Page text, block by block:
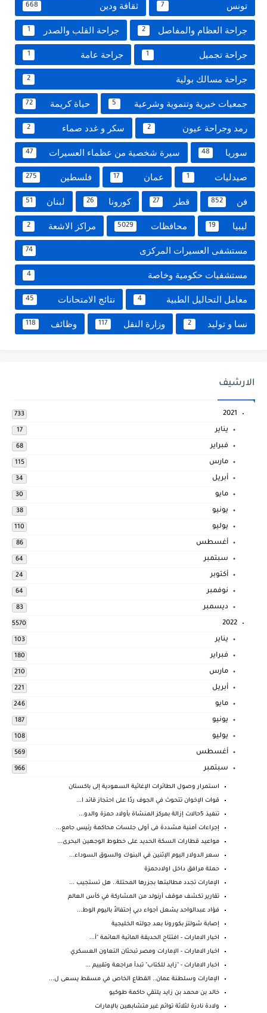
تونس 7 ثقافة ودين 668
جراحة العظام والمفاصل 2 جراحة القلب والصدر 1
جراحة تجميل 1 جراحة عامة 1
جراحة مسالك بولية 2
جمعيات خيرية وتنموية وشرعية 5 حياة كريمة 72
رمد وجراحة عيون 2 سكر و غدد صماء 2
سوريا 48 سيرة شخصية من عظماء العسيرات 47
صيدليات 1 عمان 17 فلسطين 275
فن 852 قطر 27 كورونا 26 لبنان 51
ليبيا 19 محافظات 5029 مراكز الاشعة 2
مستشفى العسيرات المركزى 74
مستشفيات حكومية وخاصة 4
معامل التحاليل الطبية 4 نتائج الامتحانات 45
نسا و توليد 2 وزارة النقل 117 وظائف 118
الارشيف
2021
733
يناير 17
فبراير 68
مارس 115
أبريل 34
مايو 30
يونيو 38
يوليو 110
أغسطس 86
سبتمبر 64
أكتوبر 24
نوفمبر 64
ديسمبر 83
2022
5570
يناير 103
فبراير 180
مارس 210
أبريل 221
مايو 246
يونيو 187
يوليو 108
أغسطس 569
سبتمبر 966
استمرار وصول الطائرات الإغاثية السعودية إلى باكستان
قوات الإخوان تتحوث في الجوف ردًا على احتجاز قائد ا...
تنفيذ 5حالات إزالة بمركز المنشاة بأولاد حمزة والدو...
إجراءات أمنية مشددة فى أولى جلسات محاكمة رئيس جامع...
مواعيد قطارات السكة الحديد على خطوط الوجهين البحرى...
سعر الدولار اليوم الإثنين في البنوك والسوق السوداء...
حملة مرافق داخل اولادحمزة
الإمارات تجدد مطالبتها بجزرها المحتلة.. هل تستجيب ...
تقارير تكشف موقف أرنولد من المشاركة في كأس العالم
فؤاد عبدالواحد يشعل أجواء دبي إحتفالاً باليوم الوط...
إصابة شولتز بكورونا بعد جولته الخليجية
اخبار الامارات - افتتاح الحديقة المائية العائمة "أ...
اخبار الامارات - الإمارات ومصر تبحثان التعاون العسكري
اخبار الامارات - "زايد للكتاب" تبدأ مراجعة وتقييم ...
الإمارات وسلطنة عمان.. القطاع الخاص في مسقط يسعى ل...
خالد بن محمد بن زايد يلتقي حاكمة طوكيو
ولادة نادرة لثلاثة توائم غير متشابهين بالإمارات